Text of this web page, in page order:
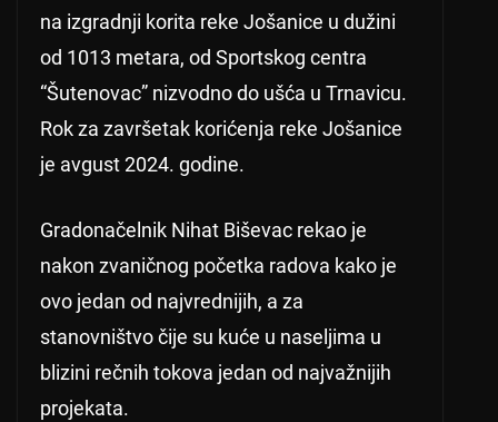
na izgradnji korita reke Jošanice u dužini
od 1013 metara, od Sportskog centra
“Šutenovac” nizvodno do ušća u Trnavicu.
Rok za završetak korićenja reke Jošanice
je avgust 2024. godine.
Gradonačelnik Nihat Biševac rekao je
nakon zvaničnog početka radova kako je
ovo jedan od najvrednijih, a za
stanovništvo čije su kuće u naseljima u
blizini rečnih tokova jedan od najvažnijih
projekata.